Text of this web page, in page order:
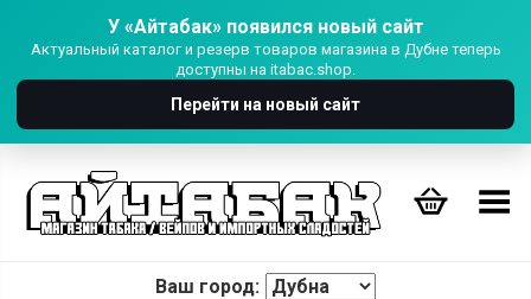
У «Айтабак» появился новый сайт
Актуальный каталог и резерв товаров магазина в Дубне теперь
доступны на itabac.shop.
Перейти на новый сайт
Переключить Меню
Ваш город: